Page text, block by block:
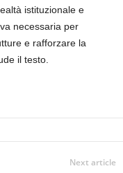
istituzionale e
necessaria per
e rafforzare la
il testo.
Next article